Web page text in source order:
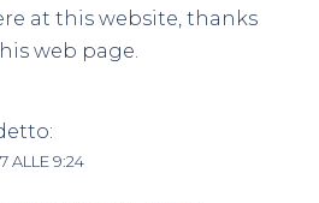
at this website, thanks
web page.
ALLE 9:24